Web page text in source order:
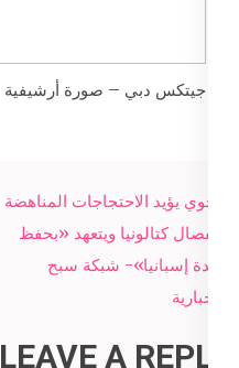
جيتكس دبي – صورة أرشيفية
Post
navigation
راخوي يؤيد الاحتجاجات المناهضة
لانفصال كتالونيا ويتعهد «بحفظ
وحدة إسبانيا»- شبكة سبح
الاخبارية
LEAVE A REPLY